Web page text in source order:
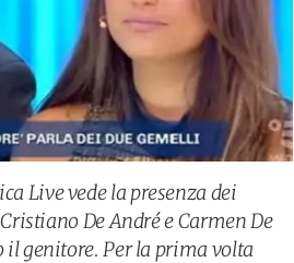
Live vede la presenza dei
De André e Carmen De
il genitore. Per la prima volta